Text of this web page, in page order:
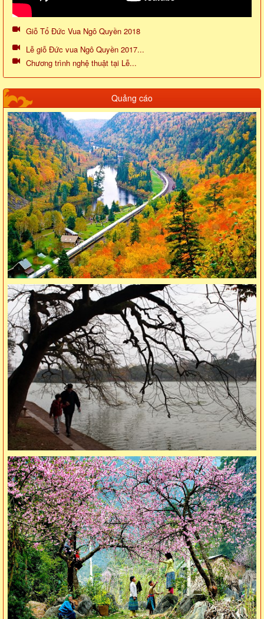
Giỗ Tổ Đức Vua Ngô Quyền 2018
Lễ giỗ Đức vua Ngô Quyền 2017...
Chương trình nghệ thuật tại Lễ...
Quảng cáo